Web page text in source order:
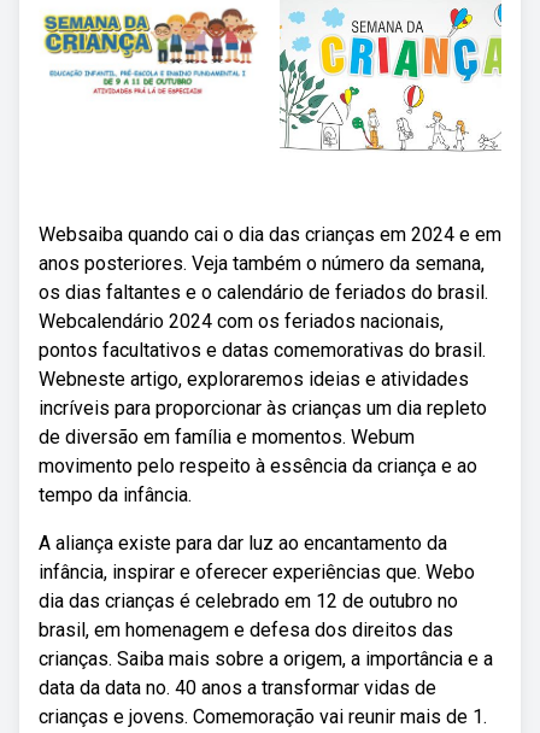
Websaiba quando cai o dia das crianças em 2024 e em
anos posteriores. Veja também o número da semana,
os dias faltantes e o calendário de feriados do brasil.
Webcalendário 2024 com os feriados nacionais,
pontos facultativos e datas comemorativas do brasil.
Webneste artigo, exploraremos ideias e atividades
incríveis para proporcionar às crianças um dia repleto
de diversão em família e momentos. Webum
movimento pelo respeito à essência da criança e ao
tempo da infância.
A aliança existe para dar luz ao encantamento da
infância, inspirar e oferecer experiências que. Webo
dia das crianças é celebrado em 12 de outubro no
brasil, em homenagem e defesa dos direitos das
crianças. Saiba mais sobre a origem, a importância e a
data da data no. 40 anos a transformar vidas de
crianças e jovens. Comemoração vai reunir mais de 1.